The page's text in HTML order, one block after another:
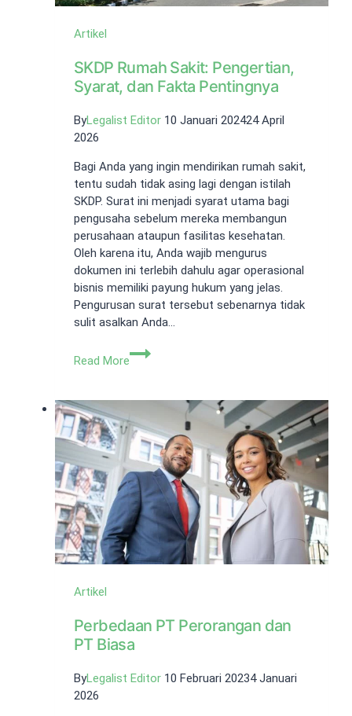
Artikel
SKDP Rumah Sakit: Pengertian,
Syarat, dan Fakta Pentingnya
ByLegalist Editor 10 Januari 202424 April
2026
Bagi Anda yang ingin mendirikan rumah sakit,
tentu sudah tidak asing lagi dengan istilah
SKDP. Surat ini menjadi syarat utama bagi
pengusaha sebelum mereka membangun
perusahaan ataupun fasilitas kesehatan.
Oleh karena itu, Anda wajib mengurus
dokumen ini terlebih dahulu agar operasional
bisnis memiliki payung hukum yang jelas.
Pengurusan surat tersebut sebenarnya tidak
sulit asalkan Anda…
Read More
SKDP
Pengertian,
Syarat,
dan
Fakta
Pentingnya
Artikel
Perbedaan PT Perorangan dan
PT Biasa
ByLegalist Editor 10 Februari 20234 Januari
2026